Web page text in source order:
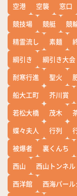
空港
空襲 窓口
競技場
競艇 競
精霊流し
素麺
綱引き
綱引き大会
耐寒行進
聖火
船大工町
芥川賞
若松大橋
茂木
蝶々夫人
行列
被爆者
裏くんち
西山
西山トンネル
西洋館
西海パール